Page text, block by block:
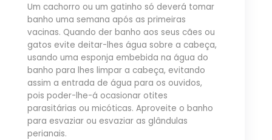
Um cachorro ou um gatinho só deverá tomar
banho uma semana após as primeiras
vacinas. Quando der banho aos seus cães ou
gatos evite deitar-lhes água sobre a cabeça,
usando uma esponja embebida na água do
banho para lhes limpar a cabeça, evitando
assim a entrada de água para os ouvidos,
pois poder-lhe-á ocasionar otites
parasitárias ou micóticas. Aproveite o banho
para esvaziar ou esvaziar as glândulas
perianais.